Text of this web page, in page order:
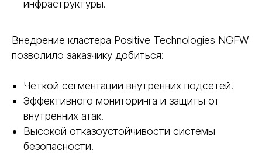
инфраструктуры.
Внедрение кластера Positive Technologies NGFW
позволило заказчику добиться:
Чёткой сегментации внутренних подсетей.
Эффективного мониторинга и защиты от
внутренних атак.
Высокой отказоустойчивости системы
безопасности.